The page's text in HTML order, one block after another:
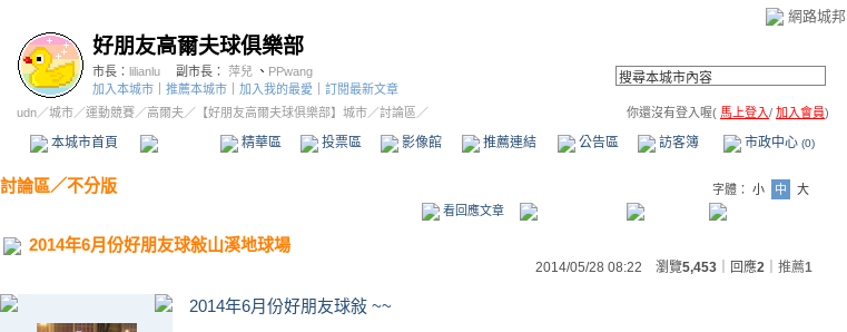
網路城邦
好朋友高爾夫球俱樂部
市長： lilianlu 副市長： 萍兒 、 PPwang
加入本城市
推薦本城市 加入我的最愛
訂閱最新文章
udn／城市／運動競賽／高爾夫／ 【好朋友高爾夫球俱樂部】城市／討論區／ 你還沒有登入喔( 馬上登入/ 加入會員)
本城市首頁 精華區 投票區 影像館 推薦連結 公告區 訪客簿 市政中心 (0)
討論區／不分版 字體： 小 中
大
看回應文章
2014年6月份好朋友球敍山溪地球場
2014/05/28 08:22 瀏覽5,453 ｜回應2 推薦1
2014年6月份好朋友球敍 ~~